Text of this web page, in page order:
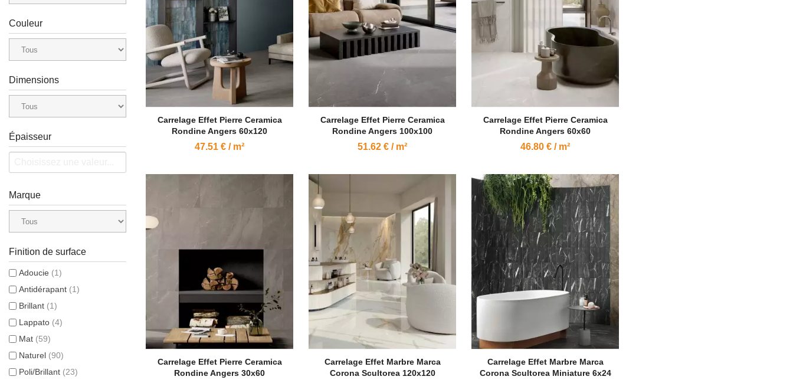
Couleur
Dimensions
Épaisseur
Marque
Finition de surface
Adoucie (1)
Antidérapant (1)
Brillant (1)
Lappato (4)
Mat (59)
Naturel (90)
Poli/Brillant (23)
Carrelage Effet Pierre Ceramica
Rondine Angers 60x120
47.51 € / m²
Carrelage Effet Pierre Ceramica
Rondine Angers 100x100
51.62 € / m²
Carrelage Effet Pierre Ceramica
Rondine Angers 60x60
46.80 € / m²
Carrelage Effet Pierre Ceramica
Rondine Angers 30x60
Carrelage Effet Marbre Marca
Corona Scultorea 120x120
Carrelage Effet Marbre Marca
Corona Scultorea Miniature 6x24